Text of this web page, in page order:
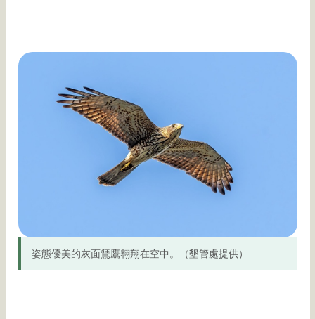
姿態優美的灰面鵟鷹翱翔在空中。（墾管處提供）